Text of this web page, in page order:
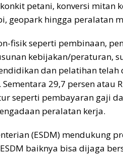
petani, konversi mitan
geopark hingga peralatan
fisik seperti pembinaan,
kebijakan/peraturan,
dan pelatihan telah
29,7 persen atau
seperti pembayaran gaji
peralatan kerja.
(ESDM) mendukung
baiknya bisa dijaga